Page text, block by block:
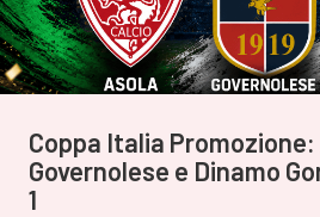
Coppa Italia Promozione:
Governolese e Dinamo
1